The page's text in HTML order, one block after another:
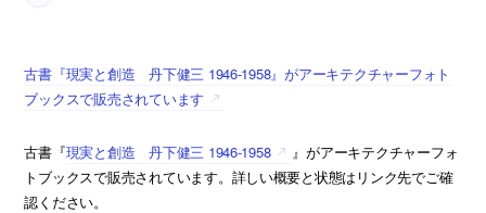
古書『現実と創造 丹下健三 1946-1958』がアーキテクチャーフォト
ブックスで販売されています
古書『現実と創造 丹下健三 1946-1958
』がアーキテクチャーフォ
トブックスで販売されています。詳しい概要と状態はリンク先でご確
認ください。